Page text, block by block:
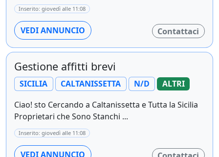
Inserito: giovedì alle 11:08
VEDI ANNUNCIO Contattaci
Gestione affitti brevi
SICILIA CALTANISSETTA N/D
ALTRI
Ciao! sto Cercando a Caltanissetta e Tutta la Sicilia
Proprietari che Sono Stanchi ...
Inserito: giovedì alle 11:08
VEDI ANNUNCIO